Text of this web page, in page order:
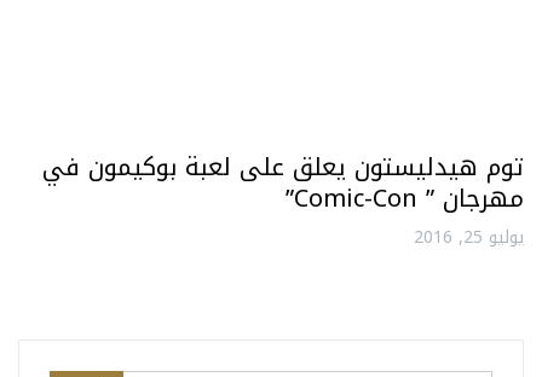
توم هيدليستون يعلق على لعبة بوكيمون في
مهرجان ” Comic-Con”
يوليو 25, 2016